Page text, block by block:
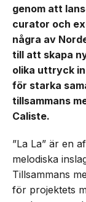
genom att
curator och
några av
till att skapa
olika uttryck
för starka
tillsammans
Caliste.
”La La” är en
melodiska
Tillsammans
för projektets